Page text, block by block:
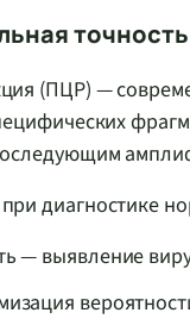
точность
(ПЦР) —
диагностике
— выявление